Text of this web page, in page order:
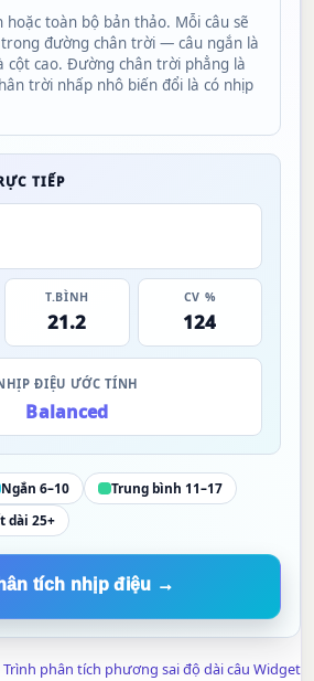
hoặc toàn bộ bản thảo. Mỗi câu sẽ
đường chân trời — câu ngắn là
cột cao. Đường chân trời phẳng là
trời nhấp nhô biến đổi là có nhịp
TIẾP
T.BÌNH
21.2
CV %
124
ĐIỆU ƯỚC TÍNH
Balanced
Ngắn 6–10
Trung bình 11–17
dài 25+
tích nhịp điệu →
Trình phân tích phương sai độ dài câu Widget